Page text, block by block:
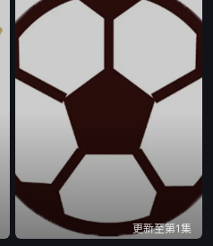
更新至第1集